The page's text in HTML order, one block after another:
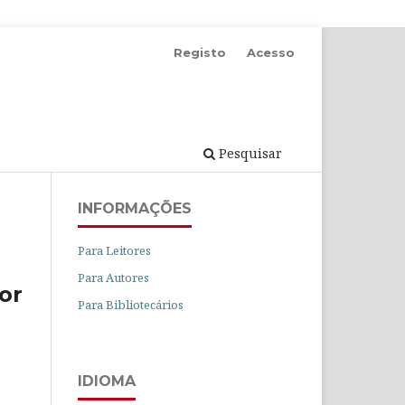
Pesquisar
Registo Acesso
INFORMAÇÕES
Para Leitores
Para Autores
Para Bibliotecários
IDIOMA